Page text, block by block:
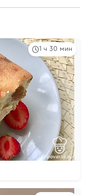
1 ч 30 мин